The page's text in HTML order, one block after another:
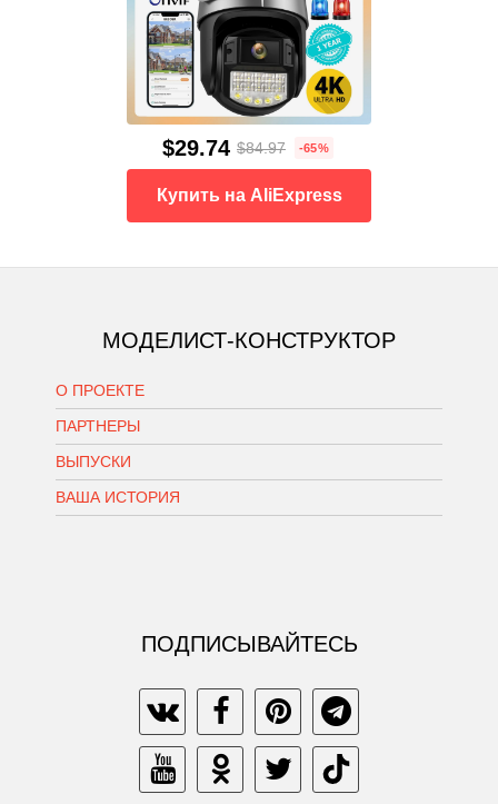
$29.74 $84.97 -65%
Купить на AliExpress
МОДЕЛИСТ-КОНСТРУКТОР
О ПРОЕКТЕ
ПАРТНЕРЫ
ВЫПУСКИ
ВАША ИСТОРИЯ
ПОДПИСЫВАЙТЕСЬ